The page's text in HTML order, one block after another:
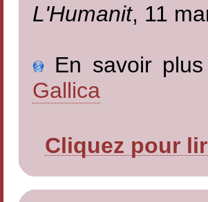
L'Humanit, 11
En savoir
Gallica
Cliquez pour